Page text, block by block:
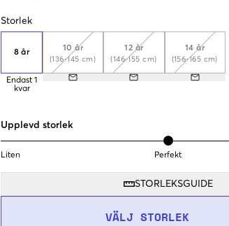
Storlek
8 år
Endast 1
kvar
10 år
(136-145 cm)
12 år
(146-155 cm)
14 år
(156-165 cm)
Upplevd storlek
Liten Perfekt
STORLEKSGUIDE
VÄLJ STORLEK